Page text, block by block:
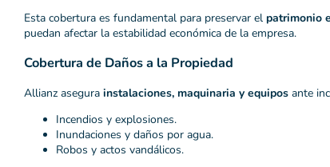
Esta cobertura es fundamental para preservar el patrimonio
puedan afectar la estabilidad económica de la empresa.
Cobertura de Daños a la Propiedad
Allianz asegura instalaciones, maquinaria y equipos ante
Incendios y explosiones.
Inundaciones y daños por agua.
Robos y actos vandálicos.